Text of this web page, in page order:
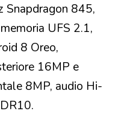
Snapdragon 845,
UFS 2.1,
8 Oreo,
16MP e
8MP, audio Hi-